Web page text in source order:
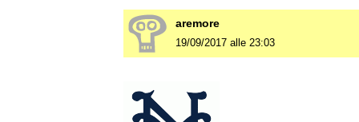
aremore
19/09/2017 alle 23:03